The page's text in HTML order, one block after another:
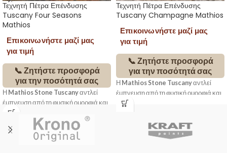
Τεχνητή Πέτρα Επένδυσης
Tuscany Four Seasons
Mathios
Επικοινωνήστε μαζί μας
για τιμή
📞 Ζητήστε προσφορά
για την ποσότητά σας
Η Mathios Stone Tuscanyαντλεί
έμπνευση από τη φυσική ομορφιά και
την παραδοσιακή αρχιτεκτονική της
Τοσκάνης. Με ανομοιόμορφες φόρμες
και ανάγλυφη υφή που θυμίζει
χειροποίητους πέτρινους τοίχους,
Τεχνητή Πέτρα Επένδυσης
Tuscany Champagne Mathios
Επικοινωνήστε μαζί μας
για τιμή
📞 Ζητήστε προσφορά
για την ποσότητά σας
Η Mathios Stone Tuscanyαντλεί
έμπνευση από τη φυσική ομορφιά και
την παραδοσιακή αρχιτεκτονική της
και ανάγλυφη υφή που θυμίζει
χειροποίητους πέτρινους τοίχους,